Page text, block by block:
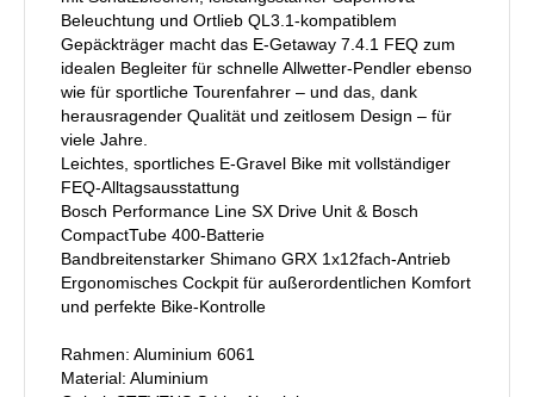
Beleuchtung und Ortlieb QL3.1-kompatiblem
Gepäckträger macht das E-Getaway 7.4.1 FEQ zum
idealen Begleiter für schnelle Allwetter-Pendler ebenso
wie für sportliche Tourenfahrer – und das, dank
herausragender Qualität und zeitlosem Design – für
viele Jahre.
Leichtes, sportliches E-Gravel Bike mit vollständiger
FEQ-Alltagsausstattung
Bosch Performance Line SX Drive Unit & Bosch
CompactTube 400-Batterie
Bandbreitenstarker Shimano GRX 1x12fach-Antrieb
Ergonomisches Cockpit für außerordentlichen Komfort
und perfekte Bike-Kontrolle
Rahmen: Aluminium 6061
Material: Aluminium